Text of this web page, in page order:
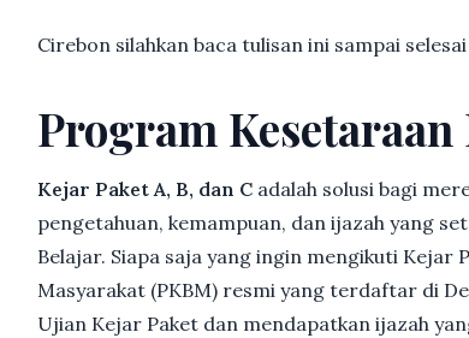
Cirebon silahkan baca tulisan ini sampai selesai
Program Kesetaraan
Kejar Paket A, B, dan C adalah solusi bagi
pengetahuan, kemampuan, dan ijazah yang
Belajar. Siapa saja yang ingin mengikuti Kejar
Masyarakat (PKBM) resmi yang terdaftar di
Ujian Kejar Paket dan mendapatkan ijazah